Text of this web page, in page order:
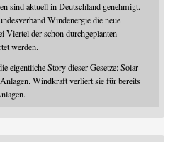
sind aktuell in Deutschland genehmigt.
Windenergie die neue
Viertel der schon durchgeplanten
werden.
eigentliche Story dieser Gesetze: Solar
Windkraft verliert sie für bereits